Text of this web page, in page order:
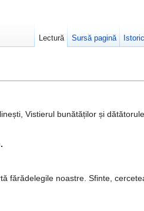
Vistierul bunătăților și
fărădelegile noastre. Sfinte,
Lectură Sursă pagină Istoric